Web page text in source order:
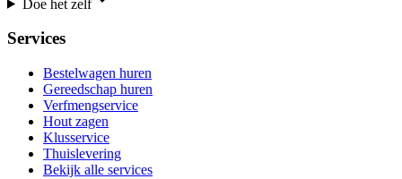
Doe het zelf
Services
Bestelwagen huren
Gereedschap huren
Verfmengservice
Hout zagen
Klusservice
Thuislevering
Bekijk alle services